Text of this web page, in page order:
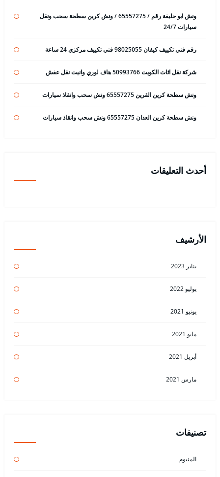
ونش ابو حليفة رقم / 65557275 / ونش كرين سطحة سحب ونقل
سيارات 24/7
رقم فني تكييف كيفان 98025055 فني تكييف مركزي 24 ساعة
شركة نقل اثاث الكويت 50993766 هاف لوري وانيت نقل عفش
ونش سطحة كرين القرين 65557275 ونش سحب وانقاذ سيارات
ونش سطحة كرين العدان 65557275 ونش سحب وانقاذ سيارات
أحدث التعليقات
الأرشيف
يناير 2023
يوليو 2022
يونيو 2021
مايو 2021
أبريل 2021
مارس 2021
تصنيفات
المنيوم